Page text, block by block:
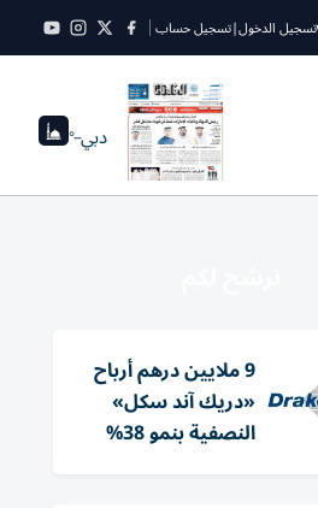
تسجيل الدخول|تسجيل حساب
دبي--°
9 ملايين درهم أرباح
«دريك آند سكل»
النصفية بنمو 38%